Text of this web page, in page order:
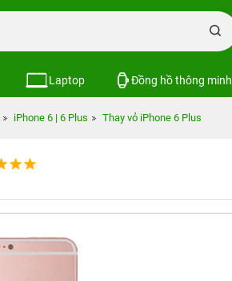
Laptop Đồng hồ thông minh
iPhone 6 | 6 Plus Thay vỏ iPhone 6 Plus